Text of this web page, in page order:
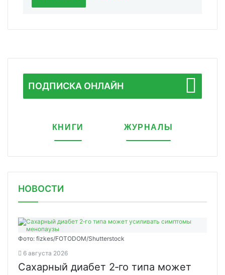
ПОДПИСКА ОНЛАЙН
КНИГИ ЖУРНАЛЫ
НОВОСТИ
Фото: fizkes/FOTODOM/Shutterstock
6 августа 2026
Сахарный диабет 2‑го типа может